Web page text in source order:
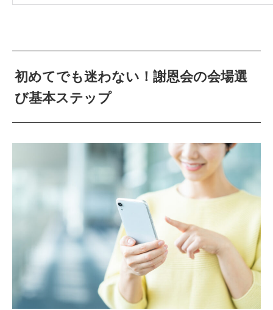
初めてでも迷わない！謝恩会の会場選
び基本ステップ